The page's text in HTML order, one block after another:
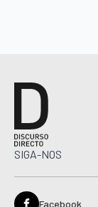
SIGA-NOS
Facebook